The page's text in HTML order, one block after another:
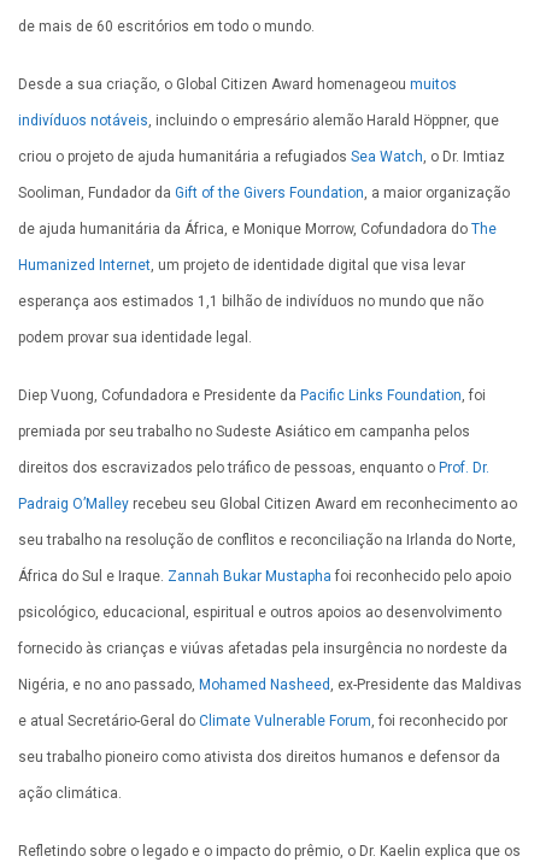
de mais de 60 escritórios em todo o mundo.
Desde a sua criação, o Global Citizen Award homenageou muitos
indivíduos notáveis, incluindo o empresário alemão Harald Höppner, que
criou o projeto de ajuda humanitária a refugiados Sea Watch, o Dr. Imtiaz
Sooliman, Fundador da Gift of the Givers Foundation, a maior organização
de ajuda humanitária da África, e Monique Morrow, Cofundadora do The
Humanized Internet, um projeto de identidade digital que visa levar
esperança aos estimados 1,1 bilhão de indivíduos no mundo que não
podem provar sua identidade legal.
Diep Vuong, Cofundadora e Presidente da Pacific Links Foundation, foi
premiada por seu trabalho no Sudeste Asiático em campanha pelos
direitos dos escravizados pelo tráfico de pessoas, enquanto o Prof. Dr.
Padraig O’Malley recebeu seu Global Citizen Award em reconhecimento ao
seu trabalho na resolução de conflitos e reconciliação na Irlanda do Norte,
África do Sul e Iraque. Zannah Bukar Mustapha foi reconhecido pelo apoio
psicológico, educacional, espiritual e outros apoios ao desenvolvimento
fornecido às crianças e viúvas afetadas pela insurgência no nordeste da
Nigéria, e no ano passado, Mohamed Nasheed , ex-Presidente das Maldivas
e atual Secretário-Geral do Climate Vulnerable Forum, foi reconhecido por
seu trabalho pioneiro como ativista dos direitos humanos e defensor da
ação climática.
Refletindo sobre o legado e o impacto do prêmio, o Dr. Kaelin explica que os